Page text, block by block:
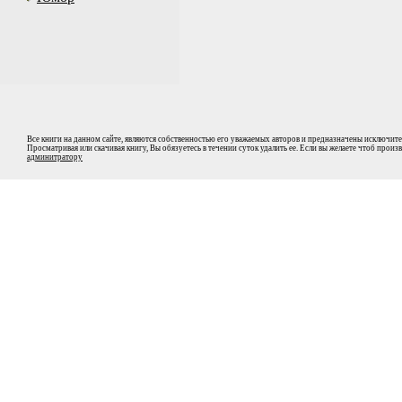
Все книги на данном сайте, являются собственностью его уважаемых авторов и предназначены
Просматривая или скачивая книгу, Вы обязуетесь в течении суток удалить ее. Если вы желаете чтоб
админитратору